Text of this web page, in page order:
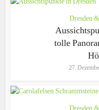
Dresden
tolle
27.
Dresden